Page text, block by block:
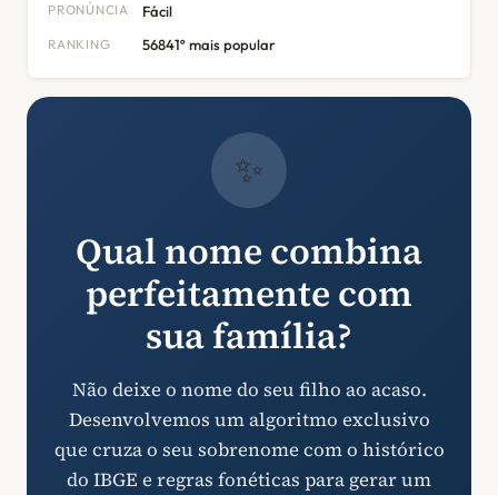
PRONÚNCIA Fácil
RANKING 56841º mais popular
✨
Qual nome combina
perfeitamente com
sua família?
Não deixe o nome do seu filho ao acaso.
Desenvolvemos um algoritmo exclusivo
que cruza o seu sobrenome com o histórico
do IBGE e regras fonéticas para gerar um